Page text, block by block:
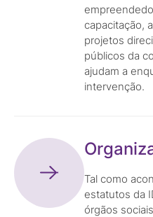
capacitação,
projetos
públicos da
ajudam a
intervenção.
Tal como
estatutos da
órgãos